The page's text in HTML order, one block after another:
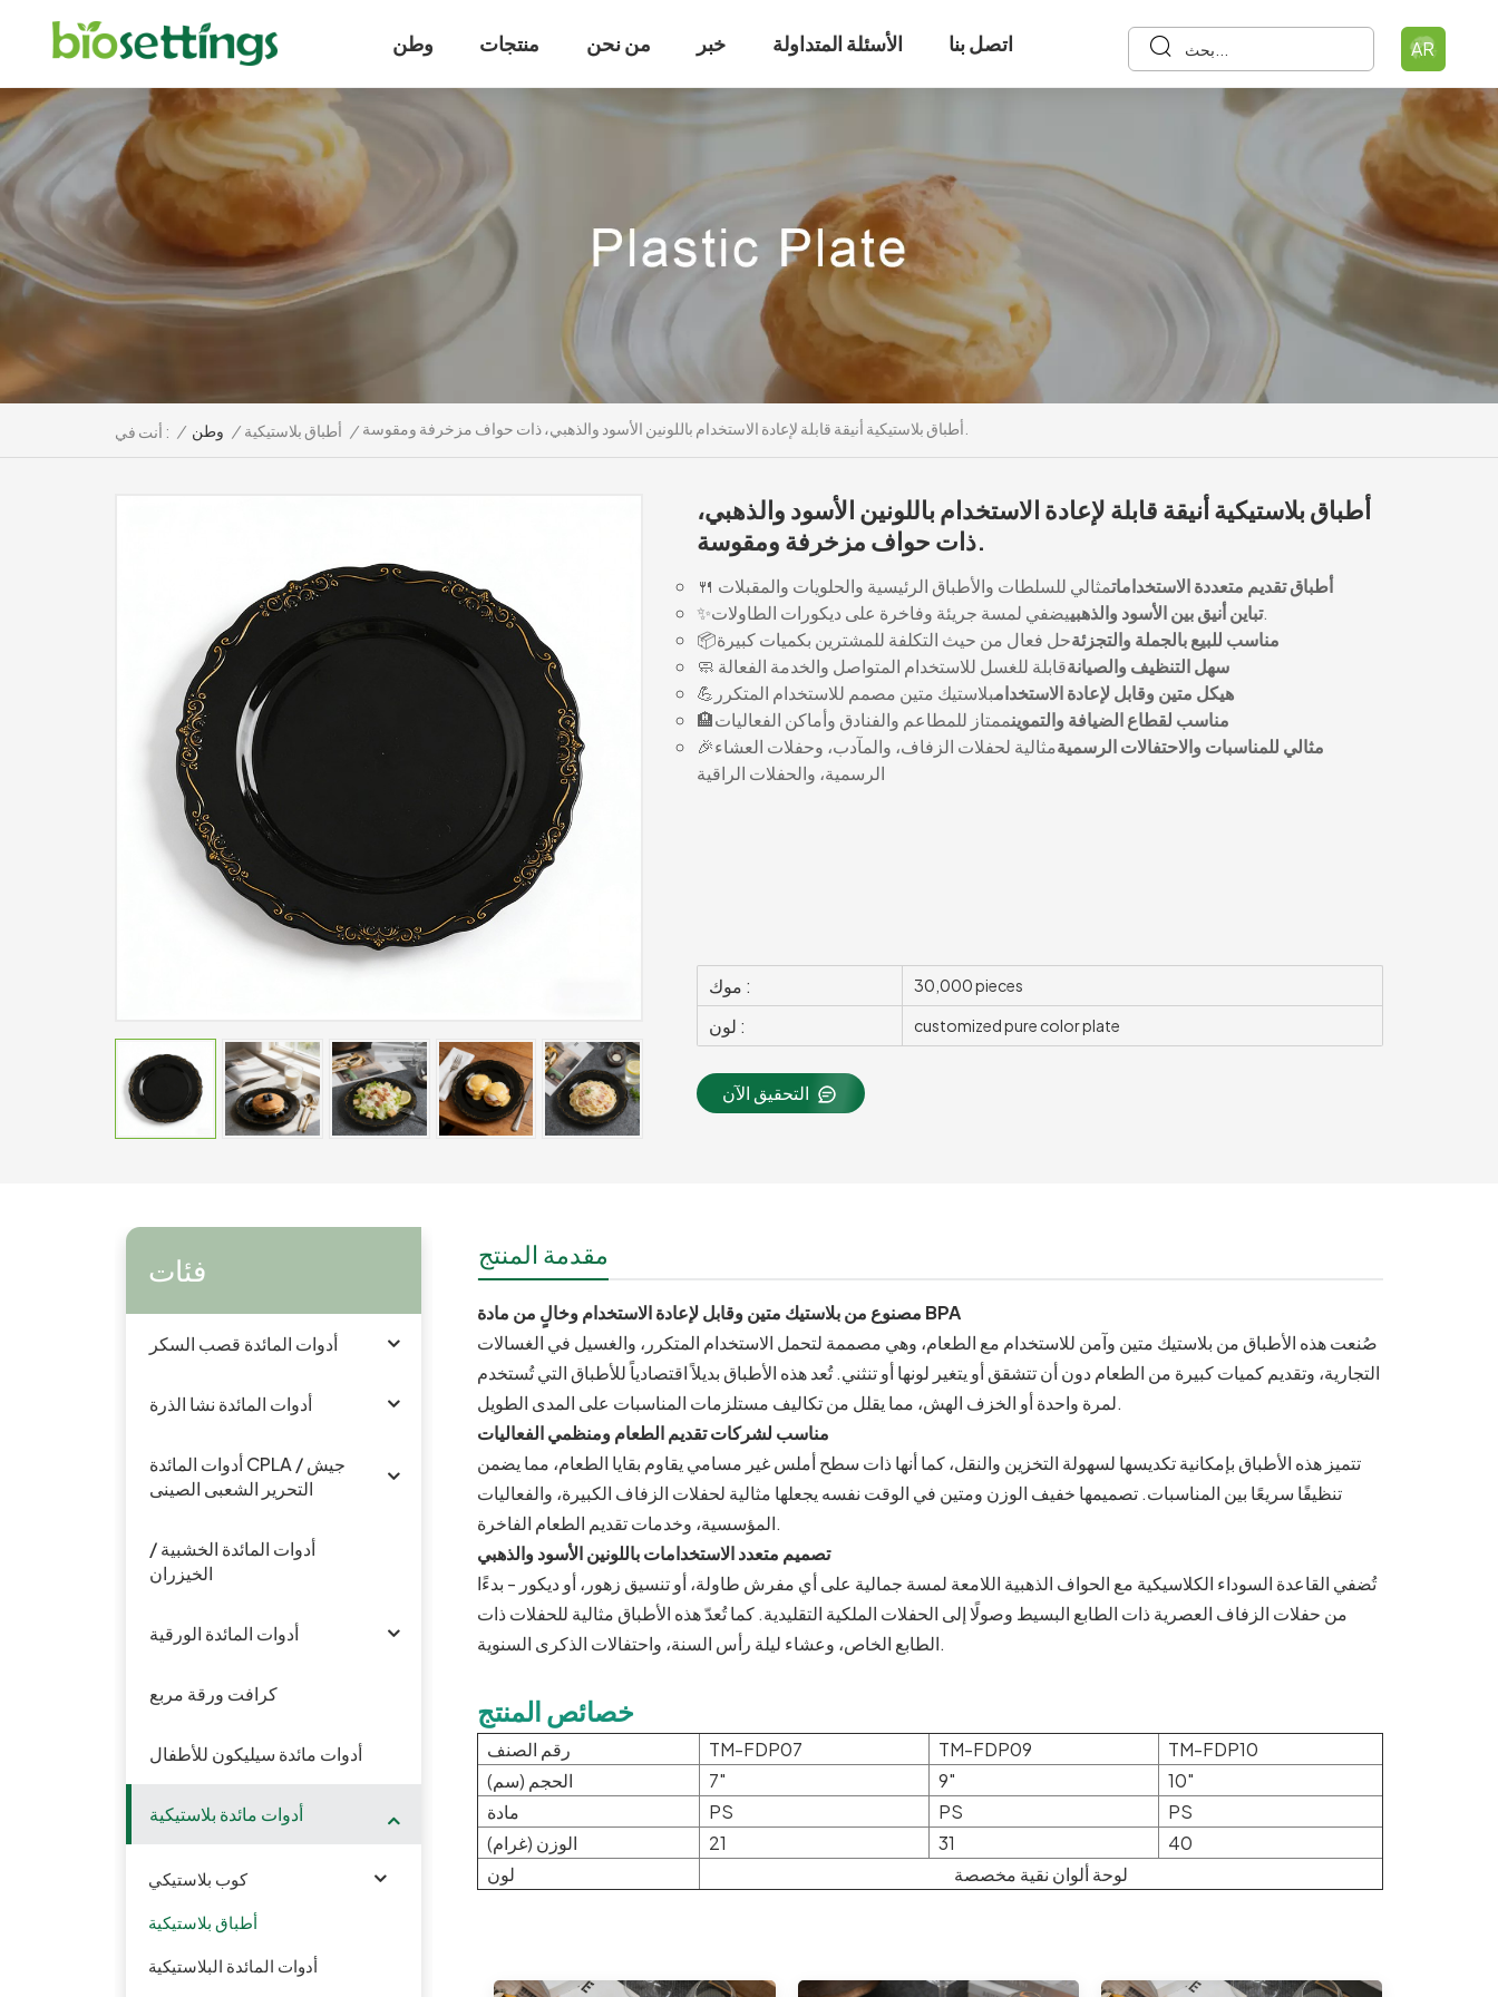
وطن منتجات من نحن خبر الأسئلة المتداولة اتصل بنا AR
أنت في : / وطن / أطباق بلاستيكية /
أطباق بلاستيكية أنيقة قابلة لإعادة الاستخدام باللونين الأسود والذهبي،
ذات حواف مزخرفة ومقوسة.
🍴 أطباق تقديم متعددة الاستخداماتمثالي للسلطات والأطباق الرئيسية والحلويات والمقبلات
✨
تباين أنيق بين الأسود والذهبييضفي لمسة جريئة وفاخرة على ديكورات الطاولات.
📦
مناسب للبيع بالجملة والتجزئةحل فعال من حيث التكلفة للمشترين بكميات كبيرة
🧼
سهل التنظيف والصيانةقابلة للغسل للاستخدام المتواصل والخدمة الفعالة
💪
هيكل متين وقابل لإعادة الاستخدامبلاستيك متين مصمم للاستخدام المتكرر
🏨
مناسب لقطاع الضيافة والتموينممتاز للمطاعم والفنادق وأماكن الفعاليات
🎉
مثالي للمناسبات والاحتفالات الرسميةمثالية لحفلات الزفاف، والمآدب، وحفلات العشاء
الرسمية، والحفلات الراقية
موك : 30,000 pieces
لون : customized pure color plate
التحقيق الآن
مقدمة المنتج
مصنوع من بلاستيك متين وقابل لإعادة الاستخدام وخالٍ من مادة BPA
صُنعت هذه الأطباق من بلاستيك متين وآمن للاستخدام مع الطعام، وهي مصممة لتحمل الاستخدام المتكرر، والغسيل في الغسالات
التجارية، وتقديم كميات كبيرة من الطعام دون أن تتشقق أو يتغير لونها أو تنثني. تُعد هذه الأطباق بديلاً اقتصادياً للأطباق التي تُستخدم
لمرة واحدة أو الخزف الهش، مما يقلل من تكاليف مستلزمات المناسبات على المدى الطويل.
مناسب لشركات تقديم الطعام ومنظمي الفعاليات
تتميز هذه الأطباق بإمكانية تكديسها لسهولة التخزين والنقل، كما أنها ذات سطح أملس غير مسامي يقاوم بقايا الطعام، مما يضمن
تنظيفًا سريعًا بين المناسبات. تصميمها خفيف الوزن ومتين في الوقت نفسه يجعلها مثالية لحفلات الزفاف الكبيرة، والفعاليات
المؤسسية، وخدمات تقديم الطعام الفاخرة.
تصميم متعدد الاستخدامات باللونين الأسود والذهبي
تُضفي القاعدة السوداء الكلاسيكية مع الحواف الذهبية اللامعة لمسة جمالية على أي مفرش طاولة، أو تنسيق زهور، أو ديكور - بدءًا
من حفلات الزفاف العصرية ذات الطابع البسيط وصولًا إلى الحفلات الملكية التقليدية. كما تُعدّ هذه الأطباق مثالية للحفلات ذات
الطابع الخاص، وعشاء ليلة رأس السنة، واحتفالات الذكرى السنوية.
خصائص المنتج
رقم الصنف TM-FDP07 TM-FDP09
TM-FDP10
الحجم (سم)
7" 9"
10"
مادة
PS PS
PS
الوزن (غرام)
21 31
40
لون
لوحة ألوان نقية مخصصة
فئات
أدوات المائدة قصب السكر
أدوات المائدة نشا الذرة
أدوات المائدة CPLA / جيش
التحرير الشعبى الصينى
أدوات المائدة الخشبية /
الخيزران
أدوات المائدة الورقية
كرافت ورقة مربع
أدوات مائدة سيليكون للأطفال
أدوات مائدة بلاستيكية
كوب بلاستيكي
أطباق بلاستيكية
أدوات المائدة البلاستيكية